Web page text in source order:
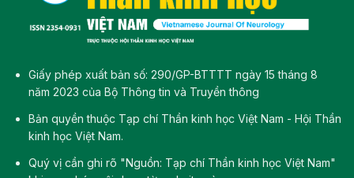
Giấy phép xuất bản số: 290/GP-BTTTT ngày 15 tháng 8
năm 2023 của Bộ Thông tin và Truyền thông
Bản quyền thuộc Tạp chí Thần kinh học Việt Nam - Hội Thần
kinh học Việt Nam.
Quý vị cần ghi rõ "Nguồn: Tạp chí Thần kinh học Việt Nam"